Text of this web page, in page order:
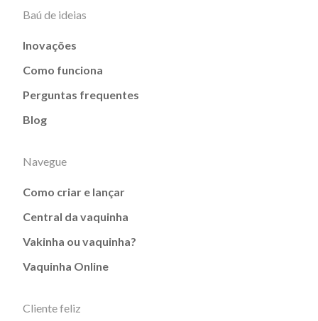
Baú de ideias
Inovações
Como funciona
Perguntas frequentes
Blog
Navegue
Como criar e lançar
Central da vaquinha
Vakinha ou vaquinha?
Vaquinha Online
Cliente feliz